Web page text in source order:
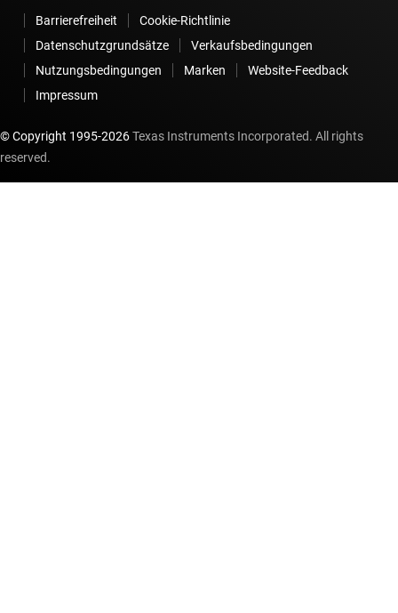
Barrierefreiheit
Cookie-Richtlinie
Datenschutzgrundsätze
Verkaufsbedingungen
Nutzungsbedingungen
Marken
Website-Feedback
Impressum
© Copyright 1995-2026Texas Instruments Incorporated. All rights
reserved.